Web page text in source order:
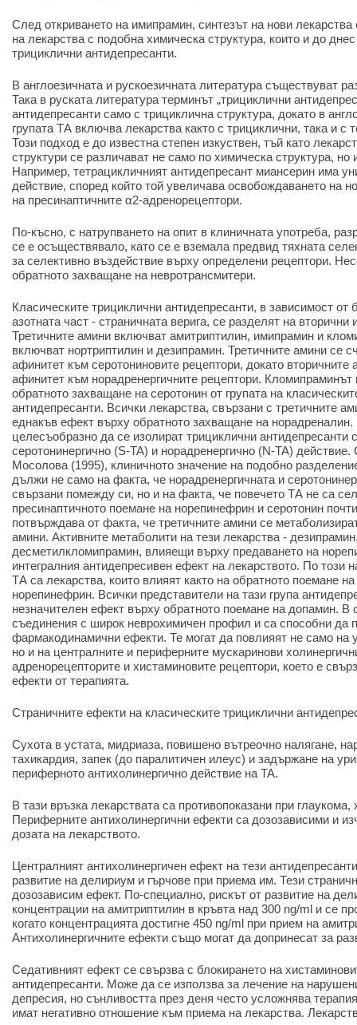
След откриването на имипрамин, синтезът на нови
на лекарства с подобна химическа структура, които и до
трициклични антидепресанти.
В англоезичната и рускоезичната литература съществуват
Така в руската литература терминът „трициклични
антидепресанти само с трициклична структура, докато в
групата ТА включва лекарства както с трициклични, така и с
Този подход е до известна степен изкуствен, тъй като
структури се различават не само по химическа структура,
Например, тетрацикличният антидепресант миансерин има
действие, според който той увеличава освобождаването на
на пресинаптичните α2-адренорецептори.
По-късно, с натрупването на опит в клиничната употреба,
се е осъществявало, като се е вземала предвид тяхната
за селективно въздействие върху определени рецептори.
обратното захващане на невротрансмитери.
Класическите трициклични антидепресанти, в зависимост от
азотната част - страничната верига, се разделят на вторични
Третичните амини включват амитриптилин, имипрамин и
включват нортриптилин и дезипрамин. Третичните амини се
афинитет към серотониновите рецептори, докато вторичните
афинитет към норадренергичните рецептори.
обратното захващане на серотонин от групата на
антидепресанти. Всички лекарства, свързани с третичните
еднакъв ефект върху обратното захващане на норадреналин.
целесъобразно да се изолират трициклични антидепресанти
серотонинергично (S-TA) и норадренергично (N-TA)
Мосолова (1995), клиничното значение на подобно
дължи не само на факта, че норадренергичната и
свързани помежду си, но и на факта, че повечето ТА не са
пресинаптичното поемане на норепинефрин и серотонин
потвърждава от факта, че третичните амини се
амини. Активните метаболити на тези лекарства -
десметилкломипрамин, влияещи върху предаването на
интегралния антидепресивен ефект на лекарството. По този
ТА са лекарства, които влияят както на обратното поемане
норепинефрин. Всички представители на тази група
незначителен ефект върху обратното поемане на допамин. В
съединения с широк неврохимичен профил и са способни да
фармакодинамични ефекти. Те могат да повлияят не само на
но и на централните и периферните мускаринови
адренорецепторите и хистаминовите рецептори, което е
ефекти от терапията.
Страничните ефекти на класическите трициклични
Сухота в устата, мидриаза, повишено вътреочно налягане,
тахикардия, запек (до паралитичен илеус) и задържане на
периферното антихолинергично действие на TA.
В тази връзка лекарствата са противопоказани при глаукома,
Периферните антихолинергични ефекти са дозозависими и
дозата на лекарството.
Централният антихолинергичен ефект на тези
развитие на делириум и гърчове при приема им. Тези
дозозависим ефект. По-специално, рискът от развитие на
концентрации на амитриптилин в кръвта над 300 ng/ml и се
когато концентрацията достигне 450 ng/ml при прием на
Антихолинергичните ефекти също могат да допринесат за
Седативният ефект се свързва с блокирането на
антидепресанти. Може да се използва за лечение на
депресия, но сънливостта през деня често усложнява
имат негативно отношение към приема на лекарства.